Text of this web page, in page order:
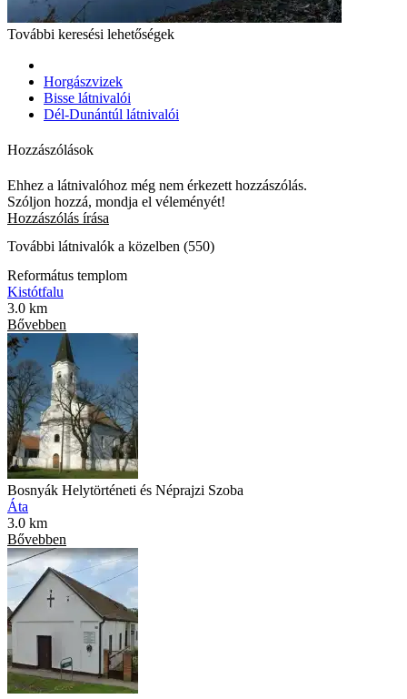
További keresési lehetőségek
Horgászvizek
Bisse látnivalói
Dél-Dunántúl látnivalói
Hozzászólások
Ehhez a látnivalóhoz még nem érkezett hozzászólás.
Szóljon hozzá, mondja el véleményét!
Hozzászólás írása
További látnivalók a közelben (550)
Református templom
Kistótfalu
3.0 km
Bővebben
Bosnyák Helytörténeti és Néprajzi Szoba
Áta
3.0 km
Bővebben